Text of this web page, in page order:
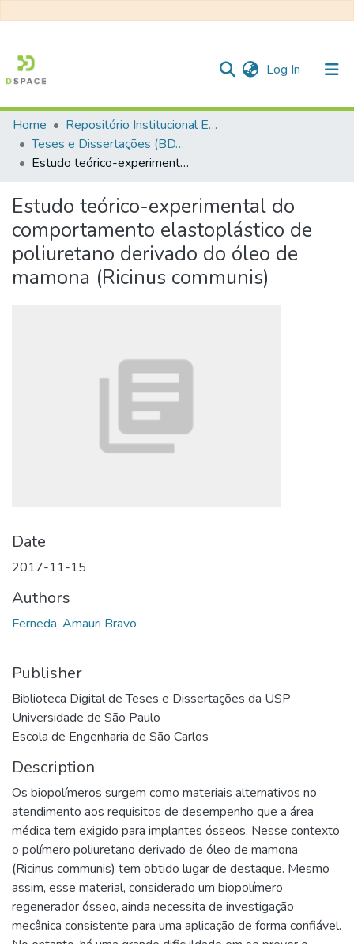
Log In (current)
Communities & Collections
All of DSpace
Statistics
Home
Repositório Institucional EESC
Teses e Dissertações (BDTD USP)
Estudo teórico-experimental do comportamento elastoplástico de poliuretano derivado do óleo de mamona (Ricinus communis)
Estudo teórico-experimental do
comportamento elastoplástico de
poliuretano derivado do óleo de
mamona (Ricinus communis)
Date
2017-11-15
Authors
Ferneda, Amauri Bravo
Publisher
Biblioteca Digital de Teses e Dissertações da USP
Universidade de São Paulo
Escola de Engenharia de São Carlos
Description
Os biopolímeros surgem como materiais alternativos no
atendimento aos requisitos de desempenho que a área
médica tem exigido para implantes ósseos. Nesse contexto
o polímero poliuretano derivado de óleo de mamona
(Ricinus communis) tem obtido lugar de destaque. Mesmo
assim, esse material, considerado um biopolímero
regenerador ósseo, ainda necessita de investigação
mecânica consistente para uma aplicação de forma confiável.